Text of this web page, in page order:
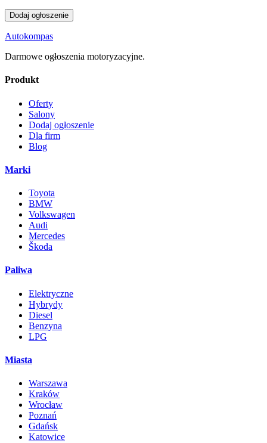
Dodaj ogłoszenie
Autokompas
Darmowe ogłoszenia motoryzacyjne.
Produkt
Oferty
Salony
Dodaj ogłoszenie
Dla firm
Blog
Marki
Toyota
BMW
Volkswagen
Audi
Mercedes
Škoda
Paliwa
Elektryczne
Hybrydy
Diesel
Benzyna
LPG
Miasta
Warszawa
Kraków
Wrocław
Poznań
Gdańsk
Katowice